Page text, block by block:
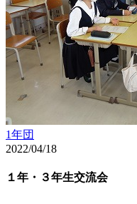
1年団
2022/04/18
１年・３年生交流会